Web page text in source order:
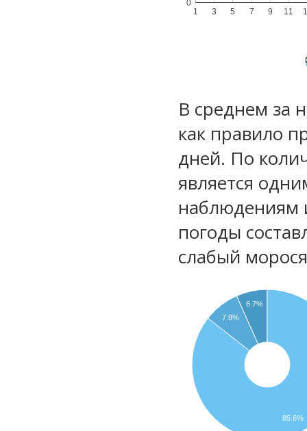
1 3 5 7 9 11
0
В среднем за
как правило
дней. По
является
наблюдениям
погоды
слабый
6.7%
7.8%
85.6%